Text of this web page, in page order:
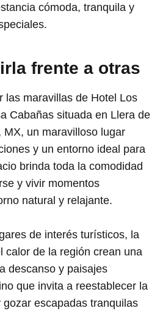
cómoda, tranquila y
frente a otras
las maravillas de Hotel Los
Cabañas situada en Llera de
MX, un maravilloso lugar
y un entorno ideal para
brinda toda la comodidad
y vivir momentos
natural y relajante.
de interés turísticos, la
calor de la región crean una
descanso y paisajes
que invita a reestablecer la
escapadas tranquilas